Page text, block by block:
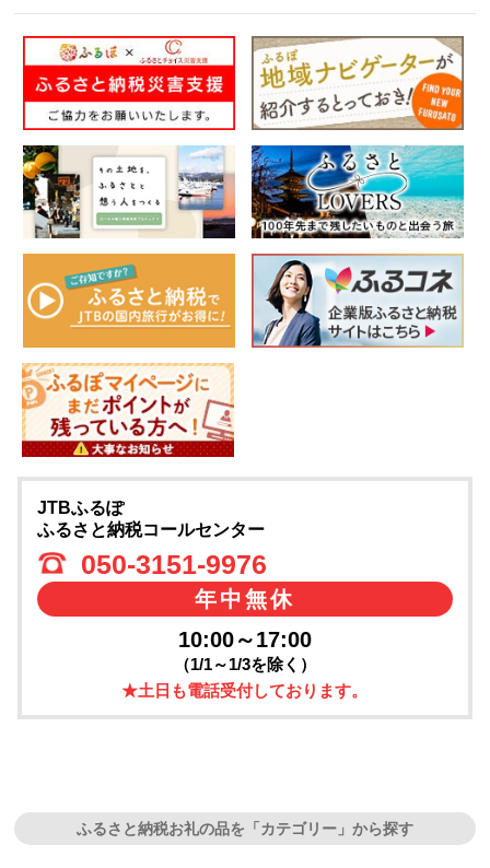
JTBふるぽ
ふるさと納税コールセンター
050-3151-9976
年中無休
10:00～17:00
（1/1～1/3を除く）
★土日も電話受付しております。
ふるさと納税お礼の品を「カテゴリー」から探す